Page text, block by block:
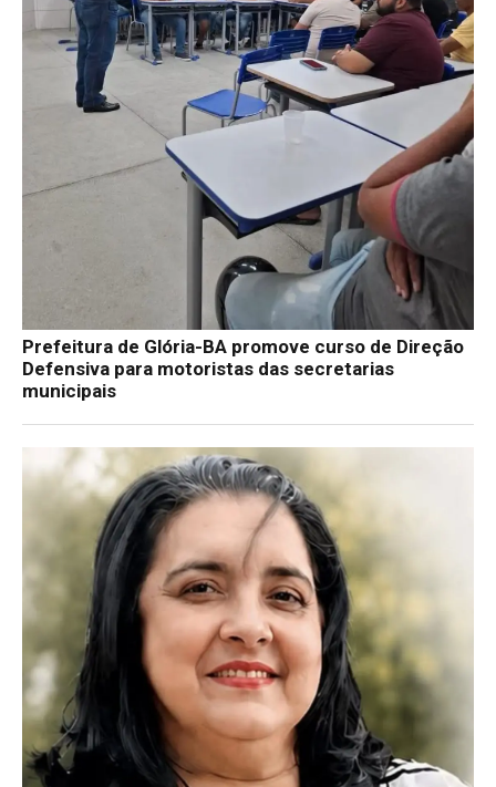
Prefeitura de Glória-BA promove curso de Direção
Defensiva para motoristas das secretarias
municipais